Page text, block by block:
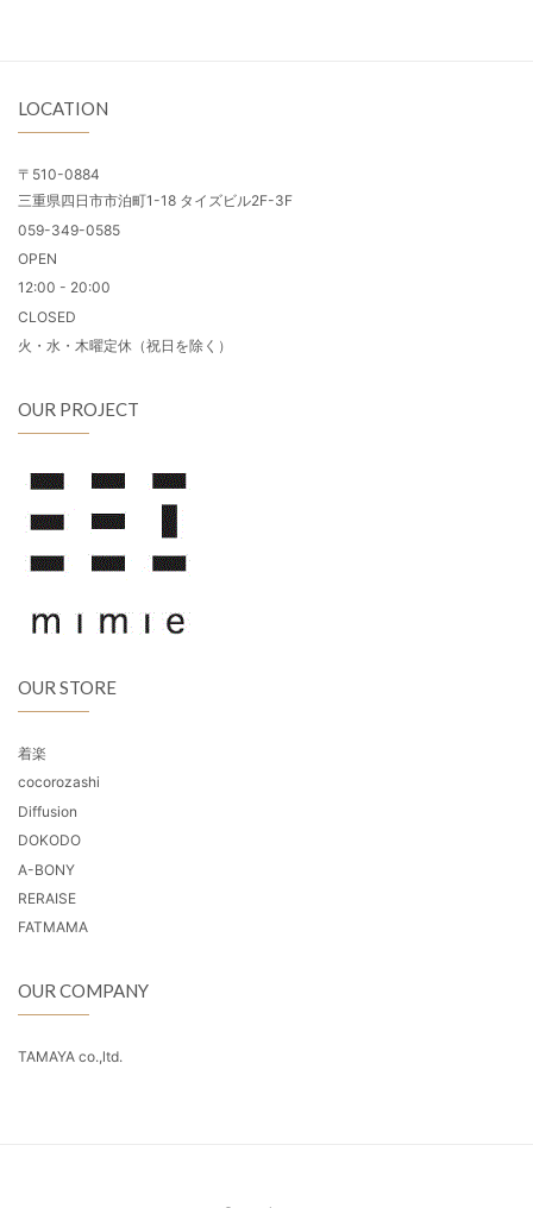
LOCATION
〒510-0884
三重県四日市市泊町1-18 タイズビル2F-3F
059-349-0585
OPEN
12:00 - 20:00
CLOSED
火・水・木曜定休（祝日を除く）
OUR PROJECT
OUR STORE
着楽
cocorozashi
Diffusion
DOKODO
A-BONY
RERAISE
FATMAMA
OUR COMPANY
TAMAYA co.,ltd.